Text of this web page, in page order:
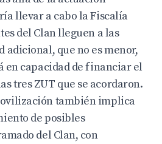
llevar a cabo la Fiscalía
del Clan lleguen a las
adicional, que no es menor,
en capacidad de financiar el
tres ZUT que se acordaron.
también implica
de posibles
del Clan, con